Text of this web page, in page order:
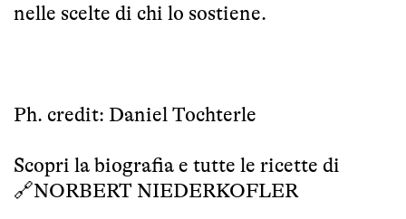
nelle scelte di chi lo sostiene.
Ph. credit: Daniel Tochterle
Scopri la biografia e tutte le ricette di
🔗NORBERT NIEDERKOFLER